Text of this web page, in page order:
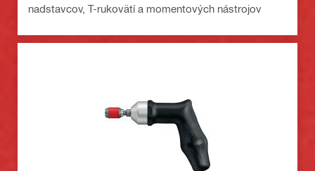
nadstavcov, T-rukovätí a momentových nástrojov